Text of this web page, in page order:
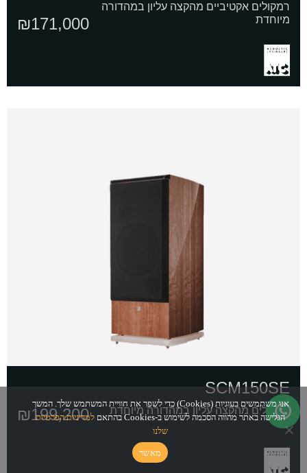
רמקולים אקטיביים מהקצה עליון במהדורה
מיוחדת
₪171,000
SCM150SE
רמקולים מהקצה עליון במהדורה מיוחדת ₪199,200
אנו משתמשים בעוגיות (Cookies) כדי לשפר את חוויית המשתמש שלך. המשך
הגלישה באתר מהווה הסכמה לשימוש ב-Cookies בהתאם
למדיניות הפרטיות
שלנו
מאשר